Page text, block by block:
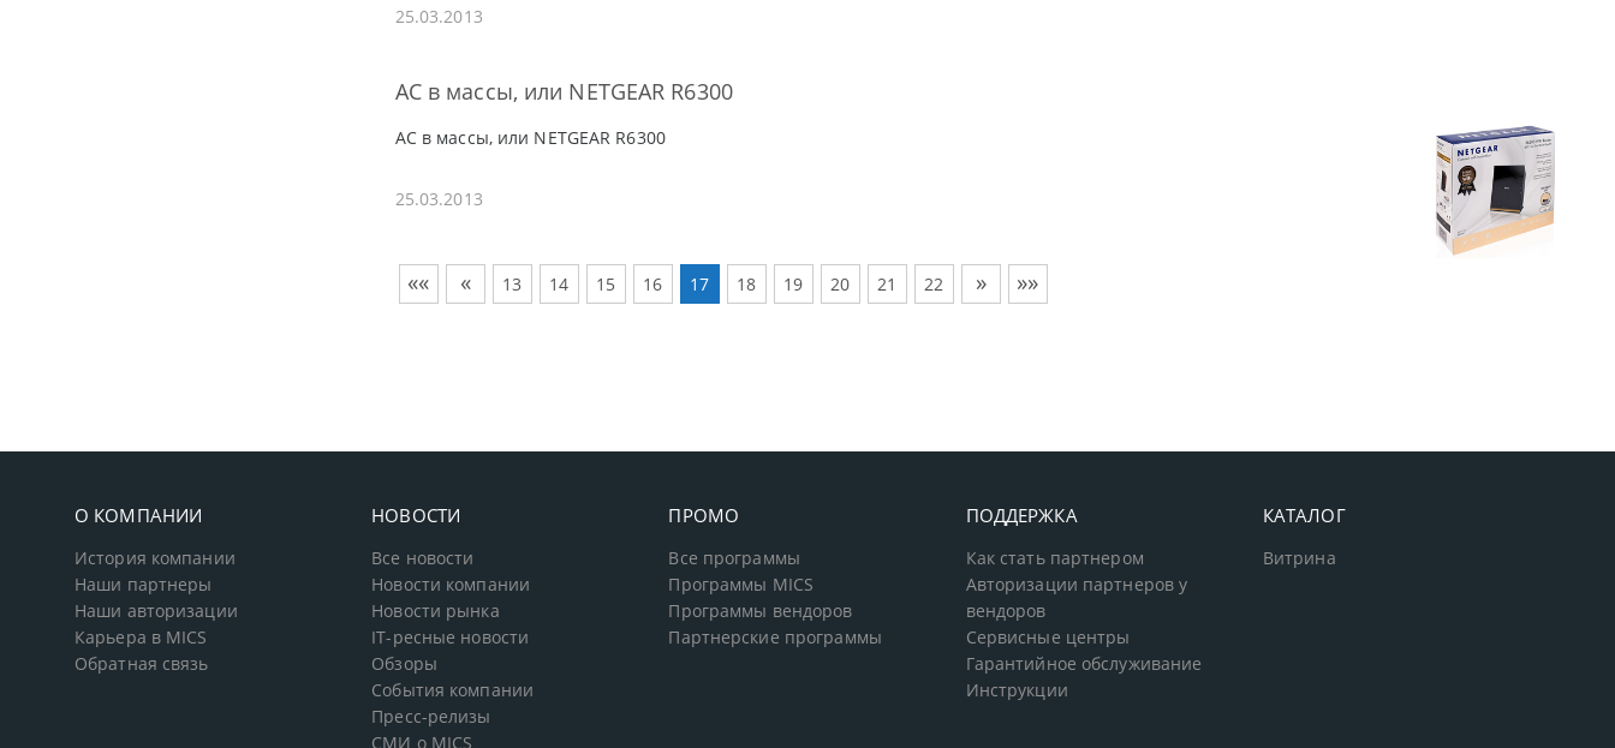
25.03.2013
AC в массы, или NETGEAR R6300
AC в массы, или NETGEAR R6300
25.03.2013
«« « 13 14 15 16 17 18 19 20 21 22 » »»
О КОМПАНИИ
История компании
Наши партнеры
Наши авторизации
Карьера в MICS
Обратная связь
НОВОСТИ
Все новости
Новости компании
Новости рынка
IT-ресные новости
Обзоры
События компании
Пресс-релизы
ПРОМО
Все программы
Программы MICS
Программы вендоров
Партнерские программы
ПОДДЕРЖКА
Как стать партнером
Авторизации партнеров у
вендоров
Сервисные центры
Гарантийное обслуживание
Инструкции
КАТАЛОГ
Витрина